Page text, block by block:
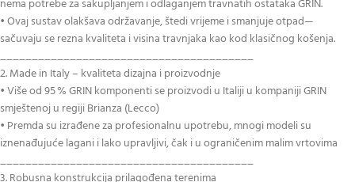
nema potrebe za sakupljanjem i odlaganjem travnatih ostataka GRIN.
• Ovaj sustav olakšava održavanje, štedi vrijeme i smanjuje otpad—
sačuvaju se rezna kvaliteta i visina travnjaka kao kod klasičnog košenja.
________________________________________
2. Made in Italy – kvaliteta dizajna i proizvodnje
• Više od 95 % GRIN komponenti se proizvodi u Italiji u kompaniji GRIN
smještenoj u regiji Brianza (Lecco)
• Premda su izrađene za profesionalnu upotrebu, mnogi modeli su
iznenađujuće lagani i lako upravljivi, čak i u ograničenim malim vrtovima
________________________________________